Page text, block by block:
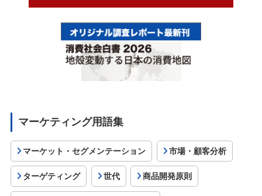
マーケティング用語集
マーケット・セグメンテーション 市場・顧客分析
ターゲティング 世代 商品開発原則